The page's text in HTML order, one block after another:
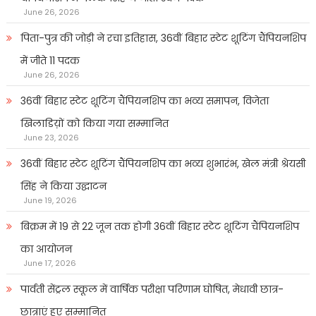
June 26, 2026
पिता-पुत्र की जोड़ी ने रचा इतिहास, 36वीं बिहार स्टेट शूटिंग चैंपियनशिप
में जीते 11 पदक
June 26, 2026
36वीं बिहार स्टेट शूटिंग चैंपियनशिप का भव्य समापन, विजेता
खिलाडिय़ों को किया गया सम्मानित
June 23, 2026
36वीं बिहार स्टेट शूटिंग चैंपियनशिप का भव्य शुभारंभ, खेल मंत्री श्रेयसी
सिंह ने किया उद्घाटन
June 19, 2026
बिक्रम में 19 से 22 जून तक होगी 36वीं बिहार स्टेट शूटिंग चैंपियनशिप
का आयोजन
June 17, 2026
पार्वती सेंट्रल स्कूल में वार्षिक परीक्षा परिणाम घोषित, मेधावी छात्र-
छात्राएं हुए सम्मानित